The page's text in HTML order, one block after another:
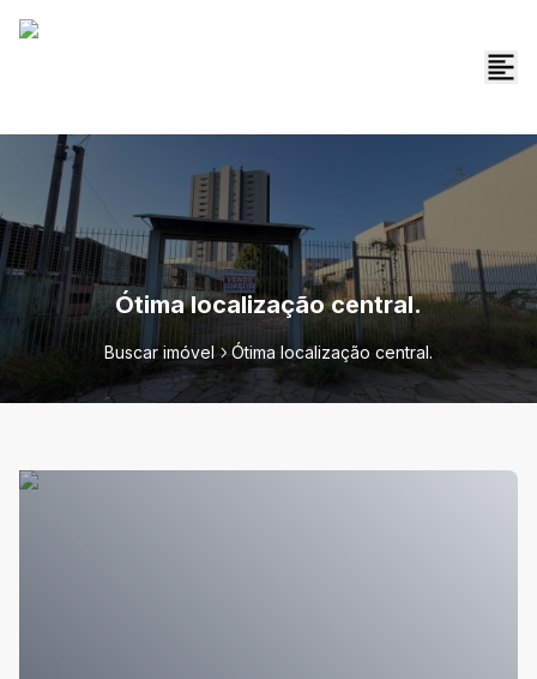
Ótima localização central.
Buscar imóvel Ótima localização central.